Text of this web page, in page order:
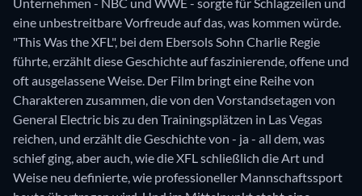
Unternehmen - NBC und WWE - sorgte für Schlagzeilen und
eine unbestreitbare Vorfreude auf das, was kommen würde.
"This Was the XFL", bei dem Ebersols Sohn Charlie Regie
führte, erzählt diese Geschichte auf faszinierende, offene und
oft ausgelassene Weise. Der Film bringt eine Reihe von
Charakteren zusammen, die von den Vorstandsetagen von
General Electric bis zu den Trainingsplätzen in Las Vegas
reichen, und erzählt die Geschichte von - ja - all dem, was
schief ging, aber auch, wie die XFL schließlich die Art und
Weise neu definierte, wie professioneller Mannschaftssport